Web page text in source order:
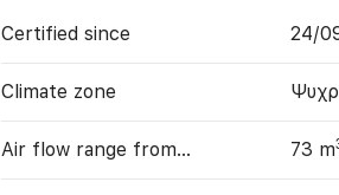
Certified since 24/
Climate zone
Air flow range from… 73 m